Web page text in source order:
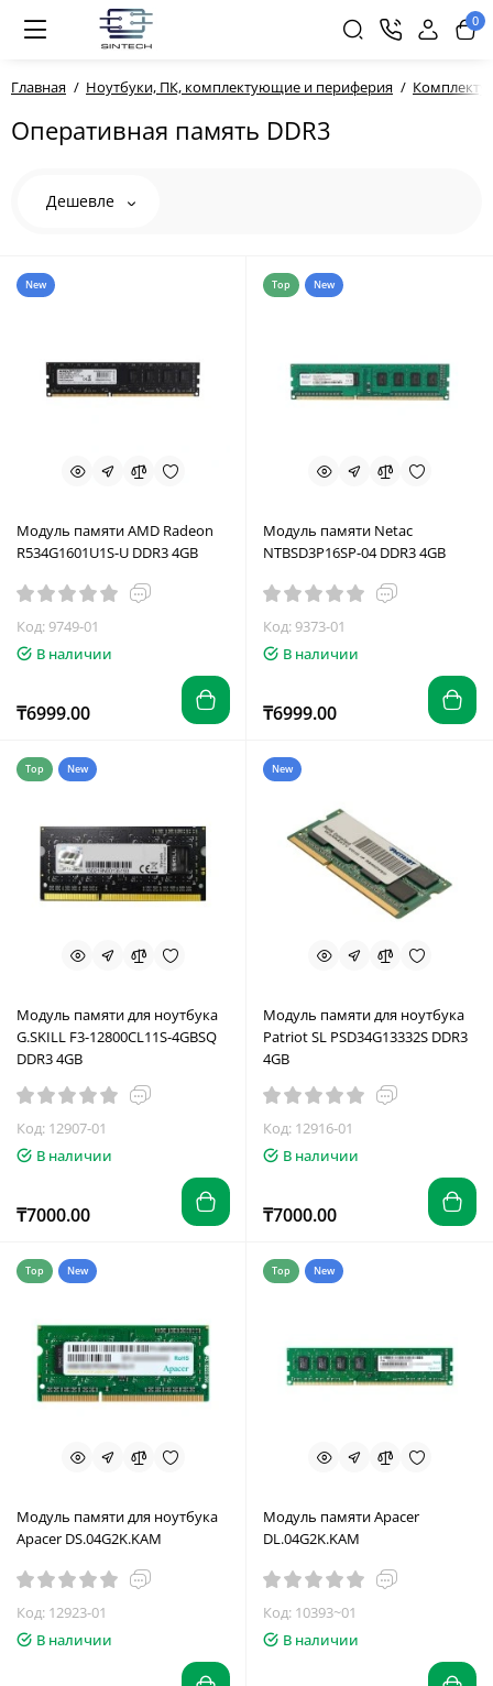
0
Главная Ноутбуки, ПК, комплектующие и периферия
Оперативная память DDR3
Дешевле
New
Модуль памяти AMD Radeon
R534G1601U1S-U DDR3 4GB
Код: 9749-01
В наличии
₸6999.00
Top New
Модуль памяти Netac
NTBSD3P16SP-04 DDR3 4GB
Код: 9373-01
В наличии
₸6999.00
Top New
Модуль памяти для ноутбука
G.SKILL F3-12800CL11S-4GBSQ
DDR3 4GB
Код: 12907-01
В наличии
₸7000.00
New
Модуль памяти для ноутбука
Patriot SL PSD34G13332S DDR3
4GB
Код: 12916-01
В наличии
₸7000.00
Top New
Модуль памяти для ноутбука
Apacer DS.04G2K.KAM
Код: 12923-01
В наличии
Top New
Модуль памяти Apacer
DL.04G2K.KAM
Код: 10393~01
В наличии